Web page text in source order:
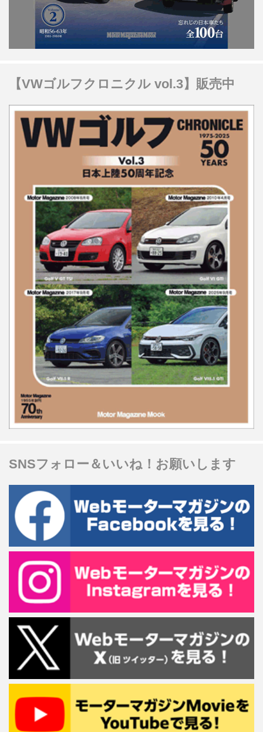
【VWゴルフクロニクル vol.3】販売中
SNSフォロー＆いいね！お願いします